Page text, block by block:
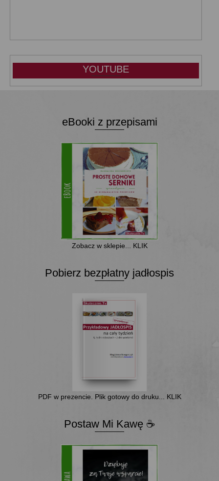
YOUTUBE
eBooki z przepisami
Zobacz w sklepie... KLIK
Pobierz bezpłatny jadłospis
PDF w prezencie. Plik gotowy do druku... KLIK
Postaw Mi Kawę ☕